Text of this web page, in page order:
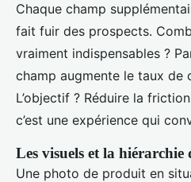
Chaque champ
fait fuir des prospects.
vraiment indispensables ?
champ augmente le taux de
L’objectif ? Réduire la
c’est une expérience qui
Les visuels et la
Une photo de produit en